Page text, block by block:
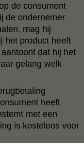
de consument
de ondernemer
mag hij
het product heeft
dat hij het
gelang welk
heeft
met een
is kosteloos voor